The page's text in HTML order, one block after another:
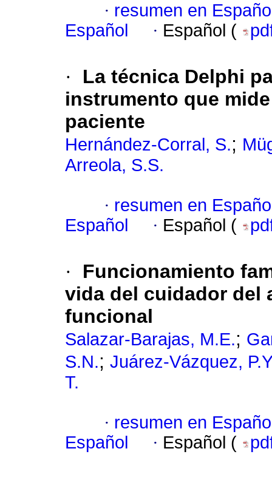
· resumen en
Español
· Español (
·
La técnica Delphi
instrumento que
paciente
Hernández-Corral, S.;
Arreola, S.S.
· resumen en
Español
· Español (
·
Funcionamiento
vida del cuidador del
funcional
Salazar-Barajas, M.E.;
S.N.; Juárez-Vázquez,
T.
· resumen en
Español
· Español (